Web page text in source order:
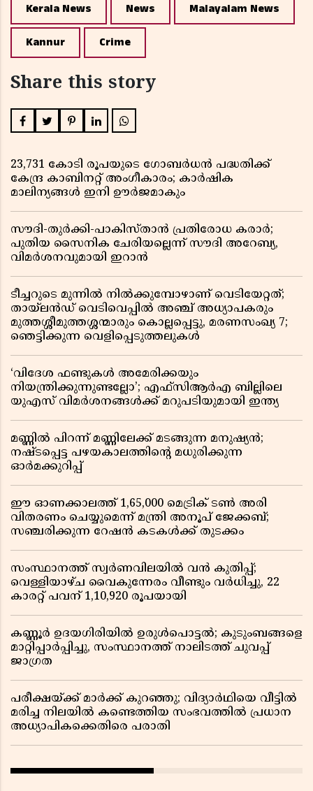
Kerala News News Malayalam News
Kannur Crime
Share this story
23,731 കോടി രൂപയുടെ ഗോബർധൻ പദ്ധതിക്ക്
കേന്ദ്ര കാബിനറ്റ് അംഗീകാരം; കാർഷിക
മാലിന്യങ്ങൾ ഇനി ഊർജമാകും
സൗദി-തുർക്കി-പാകിസ്താൻ പ്രതിരോധ കരാർ;
പുതിയ സൈനിക ചേരിയല്ലെന്ന് സൗദി അറേബ്യ,
വിമർശനവുമായി ഇറാൻ
ടീച്ചറുടെ മുന്നിൽ നിൽക്കുമ്പോഴാണ് വെടിയേറ്റത്;
തായ്‌ലൻഡ് വെടിവെപ്പിൽ അഞ്ച് അധ്യാപകരും
മുത്തശ്ശീമുത്തശ്ശന്മാരും കൊല്ലപ്പെട്ടു, മരണസംഖ്യ 7;
ഞെട്ടിക്കുന്ന വെളിപ്പെടുത്തലുകൾ
‘വിദേശ ഫണ്ടുകൾ അമേരിക്കയും
നിയന്ത്രിക്കുന്നുണ്ടല്ലോ’; എഫ്സിആർഎ ബില്ലിലെ
യുഎസ് വിമർശനങ്ങൾക്ക് മറുപടിയുമായി ഇന്ത്യ
മണ്ണിൽ പിറന്ന് മണ്ണിലേക്ക് മടങ്ങുന്ന മനുഷ്യൻ;
നഷ്ടപ്പെട്ട പഴയകാലത്തിൻ്റെ മധുരിക്കുന്ന
ഓർമക്കുറിപ്പ്
ഈ ഓണക്കാലത്ത് 1,65,000 മെട്രിക് ടൺ അരി
വിതരണം ചെയ്യുമെന്ന് മന്ത്രി അനൂപ് ജേക്കബ്;
സഞ്ചരിക്കുന്ന റേഷൻ കടകൾക്ക് തുടക്കം
സംസ്ഥാനത്ത് സ്വർണവിലയിൽ വൻ കുതിപ്പ്;
വെള്ളിയാഴ്ച വൈകുന്നേരം വീണ്ടും വർധിച്ചു, 22
കാരറ്റ് പവന് 1,10,920 രൂപയായി
കണ്ണൂർ ഉദയഗിരിയിൽ ഉരുൾപൊട്ടൽ; കുടുംബങ്ങളെ
മാറ്റിപ്പാർപ്പിച്ചു, സംസ്ഥാനത്ത് നാലിടത്ത് ചുവപ്പ്
ജാഗ്രത
പരീക്ഷയ്ക്ക് മാർക്ക് കുറഞ്ഞു; വിദ്യാർഥിയെ വീട്ടിൽ
മരിച്ച നിലയിൽ കണ്ടെത്തിയ സംഭവത്തിൽ പ്രധാന
അധ്യാപികക്കെതിരെ പരാതി